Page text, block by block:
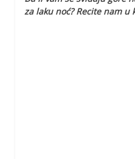
za laku noć? Recite nam u